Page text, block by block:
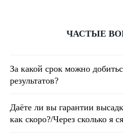
ЧАСТЫЕ
За какой срок можно
результатов?
Даёте ли вы гарантии
как скоро?/Через сколько я